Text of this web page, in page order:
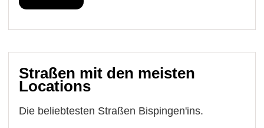
Straßen mit den meisten
Locations
Die beliebtesten Straßen Bispingen'ins.